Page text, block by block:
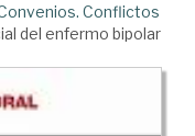
Conflictos
del enfermo bipolar